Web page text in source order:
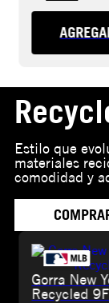
Estilo que
materiales
comodidad y
Gorra New
Recycled